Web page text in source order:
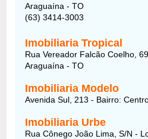
Araguaína - TO
(63) 3414-3003
Imobiliaria Tropical
Rua Vereador Falcão Coelho,
Araguaína - TO
Imobiliaria Modelo
Avenida Sul, 213 - Bairro:
Imobiliaria Urbe
Rua Cônego João Lima, S/N -